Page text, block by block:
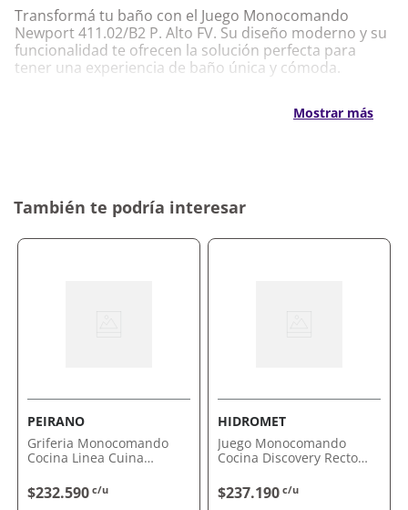
Transformá tu baño con el Juego Monocomando
Newport 411.02/B2 P. Alto FV. Su diseño moderno y su
funcionalidad te ofrecen la solución perfecta para
tener una experiencia de baño única y cómoda.
Monocomando Newport 411.02/B2 P. Alto
Diseño elegante que se adapta a cualquier estilo de
Monocomando de fácil manejo, ideal para usar con
estética, confort y funcionalidad en un solo producto.
Elegí este monocomando y dale un toque sofisticado y
práctico a tu espacio.
Comprálo ahora con envío a domicilio o retiro en
Mostrar más
También te podría interesar
PEIRANO
Griferia Monocomando
Cocina Linea Cuina
$232.590 c/u
HIDROMET
Juego Monocomando
Cocina Discovery Recto
$237.190 c/u